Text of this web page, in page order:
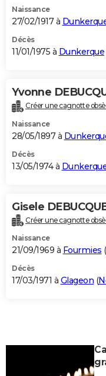
Naissance
27/02/1917 à
Décès
11/01/1975 à Dunkerque
Yvonne
Créer une cagnotte
Naissance
28/05/1897 à
Décès
13/05/1974 à
Gisele
Créer une cagnotte
Naissance
21/09/1969 à Fourmies (
Décès
17/03/1971 à Glageon (